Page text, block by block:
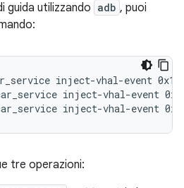
guida utilizzando adb , puoi
inject-vhal-event
inject-vhal-event
inject-vhal-event
tre operazioni: